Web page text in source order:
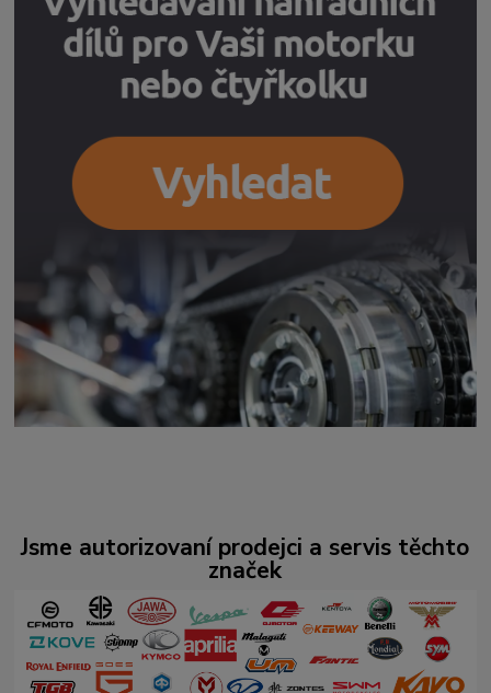
Jsme autorizovaní prodejci a servis těchto
značek